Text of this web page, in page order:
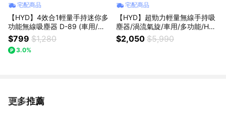
宅配商品
【HYD】4效合1輕量手持迷你多
功能無線吸塵器 D-89 (車用/多
功能)｜暖心禮｜小資族｜生日禮
$799 $1,280
3.0%
宅配商品
【HYD】超勁力輕量無線手持吸
塵器/渦流氣旋/車用/多功能/HEP
A(D-81)
$2,050 $5,990
更多推薦
看更多